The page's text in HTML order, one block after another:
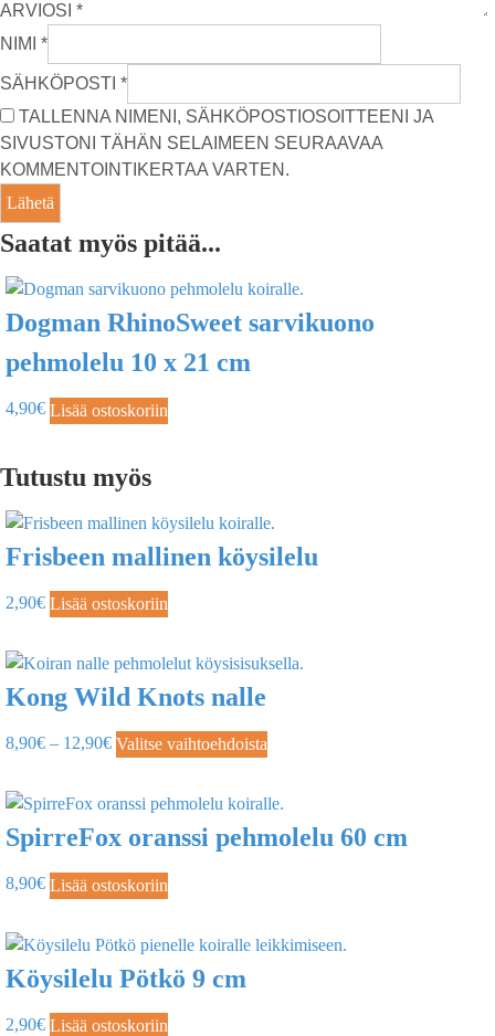
ARVIOSI *
NIMI *
SÄHKÖPOSTI *
TALLENNA NIMENI, SÄHKÖPOSTIOSOITTEENI JA
SIVUSTONI TÄHÄN SELAIMEEN SEURAAVAA
KOMMENTOINTIKERTAA VARTEN.
Saatat myös pitää...
Dogman RhinoSweet sarvikuono
pehmolelu 10 x 21 cm
4,90€ Lisää ostoskoriin
Tutustu myös
Frisbeen mallinen köysilelu
2,90€ Lisää ostoskoriin
Kong Wild Knots nalle
8,90€ – 12,90€ Valitse vaihtoehdoista
SpirreFox oranssi pehmolelu 60 cm
8,90€ Lisää ostoskoriin
Köysilelu Pötkö 9 cm
2,90€ Lisää ostoskoriin